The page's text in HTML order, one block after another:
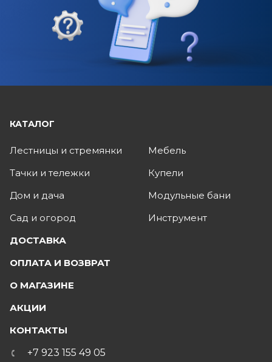
КАТАЛОГ
Лестницы и стремянки
Тачки и тележки
Дом и дача
Сад и огород
Мебель
Купели
Модульные бани
Инструмент
ДОСТАВКА
ОПЛАТА И ВОЗВРАТ
О МАГАЗИНЕ
АКЦИИ
КОНТАКТЫ
+7 923 155 49 05